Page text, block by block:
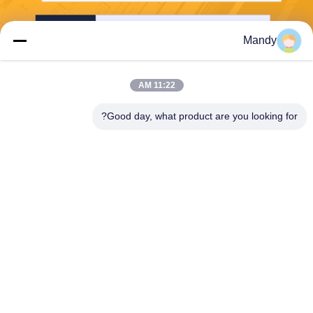
Mandy
11:22 AM
Good day, what product are you looking for?